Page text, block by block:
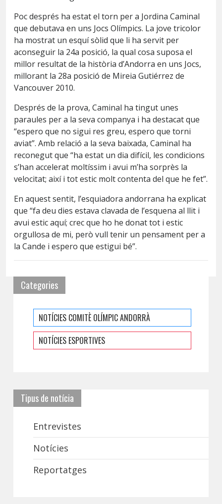
Poc després ha estat el torn per a Jordina Caminal
que debutava en uns Jocs Olímpics. La jove tricolor
ha mostrat un esquí sòlid que li ha servit per
aconseguir la 24a posició, la qual cosa suposa el
millor resultat de la història d’Andorra en uns Jocs,
millorant la 28a posició de Mireia Gutiérrez de
Vancouver 2010.
Després de la prova, Caminal ha tingut unes
paraules per a la seva companya i ha destacat que
“espero que no sigui res greu, espero que torni
aviat”. Amb relació a la seva baixada, Caminal ha
reconegut que “ha estat un dia difícil, les condicions
s’han accelerat moltíssim i avui m’ha sorprès la
velocitat; així i tot estic molt contenta del que he fet”.
En aquest sentit, l’esquiadora andorrana ha explicat
que “fa deu dies estava clavada de l’esquena al llit i
avui estic aquí; crec que ho he donat tot i estic
orgullosa de mi, però vull tenir un pensament per a
la Cande i espero que estigui bé”.
Categories
NOTÍCIES COMITÈ OLÍMPIC ANDORRÀ
NOTÍCIES ESPORTIVES
Tipus de notícia
Entrevistes
Notícies
Reportatges